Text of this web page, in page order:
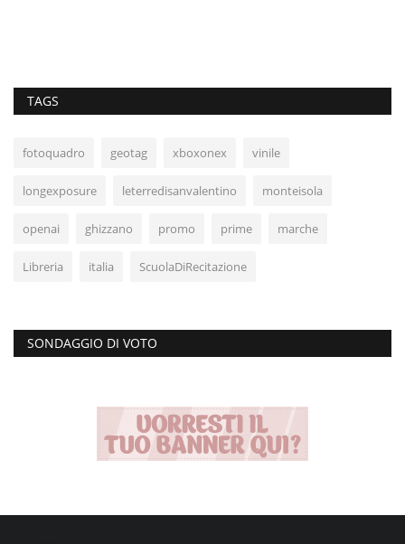
TAGS
fotoquadro geotag xboxonex vinile
longexposure leterredisanvalentino monteisola
openai ghizzano promo prime marche
Libreria italia ScuolaDiRecitazione
SONDAGGIO DI VOTO